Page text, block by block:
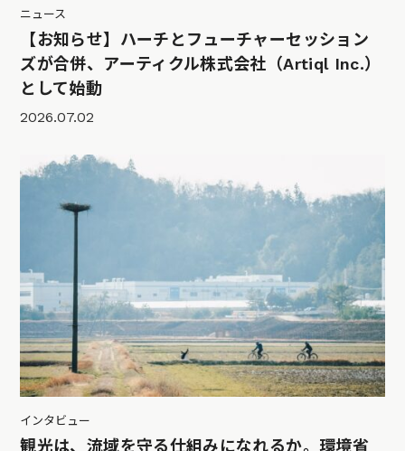
ニュース
【お知らせ】ハーチとフューチャーセッション
ズが合併、アーティクル株式会社（Artiql Inc.）
として始動
2026.07.02
インタビュー
観光は、流域を守る仕組みになれるか。環境省